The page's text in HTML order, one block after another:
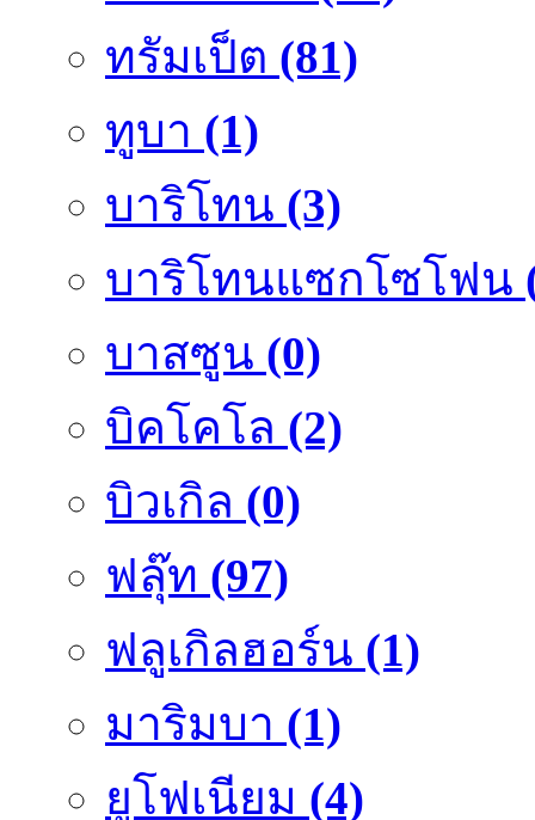
ทรัมเป็ต (81)
ทูบา (1)
บาริโทน (3)
บาริโทนแซกโซโฟน
บาสซูน (0)
บิคโคโล (2)
บิวเกิล (0)
ฟลุ๊ท (97)
ฟลูเกิลฮอร์น (1)
มาริมบา (1)
ยูโฟเนียม (4)